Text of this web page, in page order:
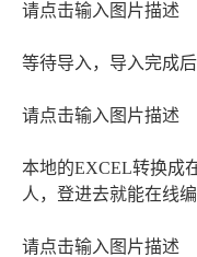
请点击输入图片描述
等待导入，导入完成后
请点击输入图片描述
本地的EXCEL转换成
人，登进去就能在线编
请点击输入图片描述